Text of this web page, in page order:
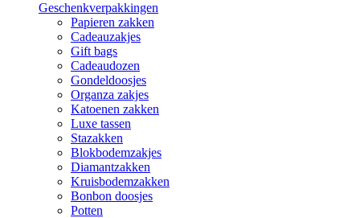
Geschenkverpakkingen
Papieren zakken
Cadeauzakjes
Gift bags
Cadeaudozen
Gondeldoosjes
Organza zakjes
Katoenen zakken
Luxe tassen
Stazakken
Blokbodemzakjes
Diamantzakken
Kruisbodemzakken
Bonbon doosjes
Potten